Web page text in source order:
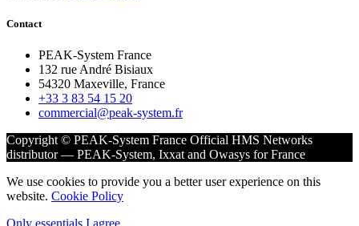
Contact
PEAK-System France
132 rue André Bisiaux
54320 Maxeville, France
+33 3 83 54 15 20
commercial@peak-system.fr
Copyright © PEAK-System France Official HMS Networks
distributor — PEAK-System, Ixxat and Owasys for France
We use cookies to provide you a better user experience on this
website. Cookie Policy
Only essentials I agree